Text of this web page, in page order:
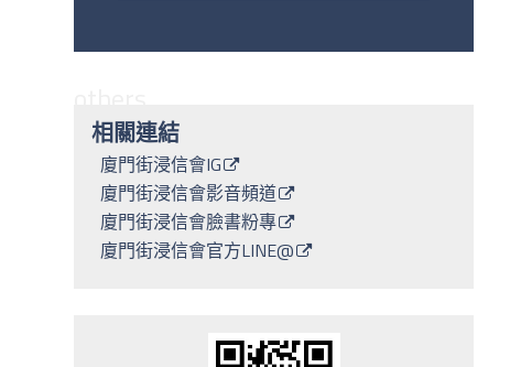
相關連結
廈門街浸信會IG
廈門街浸信會影音頻道
廈門街浸信會臉書粉專
廈門街浸信會官方LINE@